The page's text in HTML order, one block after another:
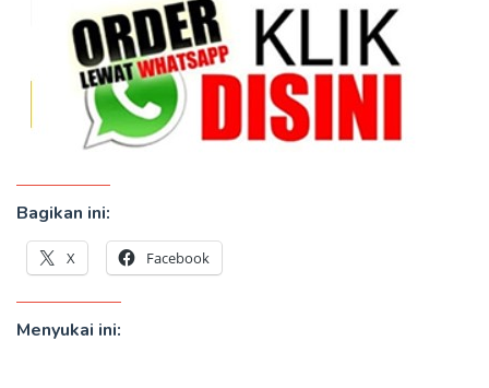
Bagikan ini:
X Facebook
Menyukai ini: